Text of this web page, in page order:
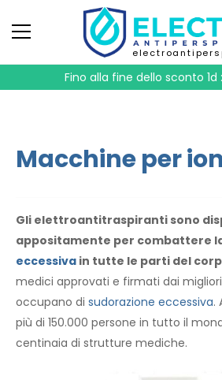
Fino alla fine dello sconto
Macchine per
Gli elettroantitraspiranti sono
appositamente per combattere
eccessiva in tutte le parti del
medici approvati e firmati dai
occupano di sudorazione eccessiva.
più di 150.000 persone in tutto il
centinaia di strutture mediche.